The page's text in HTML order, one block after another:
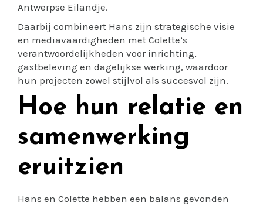
Antwerpse Eilandje.
Daarbij combineert Hans zijn strategische visie
en mediavaardigheden met Colette’s
verantwoordelijkheden voor inrichting,
gastbeleving en dagelijkse werking, waardoor
hun projecten zowel stijlvol als succesvol zijn.
Hoe hun relatie en
samenwerking
eruitzien
Hans en Colette hebben een balans gevonden